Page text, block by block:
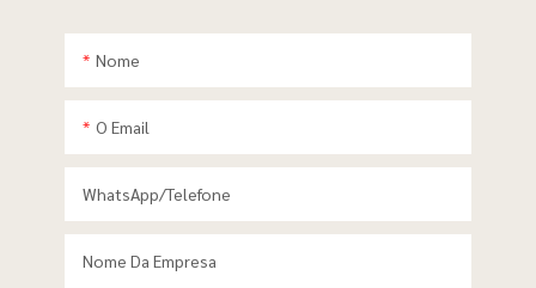
Nome
O Email
WhatsApp/telefone
Nome Da Empresa